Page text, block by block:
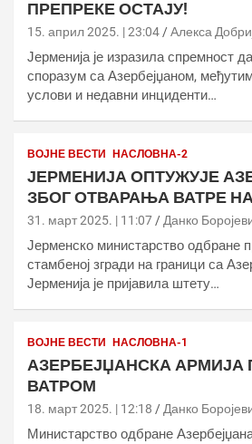
ПРЕПРЕКЕ ОСТАЈУ!
15. април 2025. | 23:04 Алекса
Јерменија је изразила спремност
споразум са Азербејџаном,
услови и недавни инциденти…
ВОЈНЕ ВЕСТИ НАСЛОВНА-2
ЈЕРМЕНИЈА ОПТУЖУЈЕ
ЗБОГ ОТВАРАЊА ВАТРЕ
31. март 2025. | 11:07 Данко
Јерменско министарство одбране
стамбеној згради на граници са
Јерменија је пријавила штету…
ВОЈНЕ ВЕСТИ НАСЛОВНА-1
АЗЕРБЕЈЏАНСКА
ВАТРОМ
18. март 2025. | 12:18 Данко
Министарство одбране